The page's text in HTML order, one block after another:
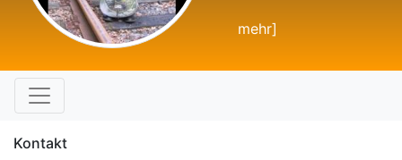
mehr]
Kontakt